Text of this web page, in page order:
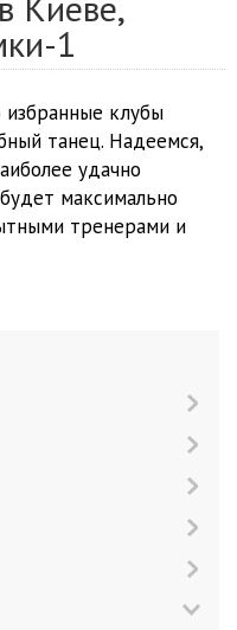
1
клубы
танец. Надеемся,
удачно
максимально
тренерами и